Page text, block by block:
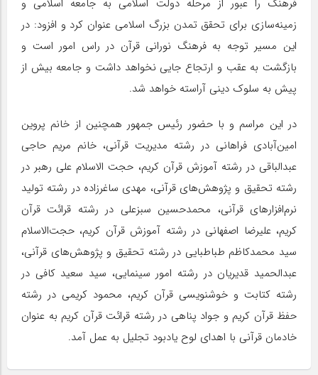
فرهنگ را عبور از مرحله دولت اسلامی به جامعه اسلامی و
زمینه‌سازی برای تحقق تمدن بزرگ اسلامی عنوان کرد و افزود: در
این مسیر توجه به فرهنگ نورانی قرآن در راس امور است و
بازگشت به عقب و ارتجاع جایی نخواهد داشت و جامعه بیش از
پیش به سلوک دینی آراسته خواهد شد.
در این مراسم و با حضور رئیس جمهور همچنین از خانم پروین
امین‌آبادی فراهانی در رشته مدیریت قرآنی، خانم مریم حاجی
عبدالباقی در رشته آموزش قرآن کریم، حجت الاسلام علی رهبر در
رشته تحقیق و پژوهش‌های قرآنی، مهدی ساغرزاده در رشته تولید
نرم‌افزارهای قرآنی، محمدحسین سبزعلی در رشته قرائت قرآن
کریم، علیرضا اصفهانی در رشته آموزش قرآن کریم، حجت‌الاسلام
سید محمدکاظم طباطبایی در رشته تحقیق و پژوهش‌های قرآنی،
عبدالحمید قدیریان در رشته امور سینمایی، سید سعید کافی در
رشته کتابت و خوشنویسی قرآن کریم، محمود کریمی در رشته
حفظ قرآن کریم و جواد پناهی در رشته قرائت قرآن کریم به عنوان
خادمان قرآنی با اهدای لوح یادبود تجلیل به عمل آمد.